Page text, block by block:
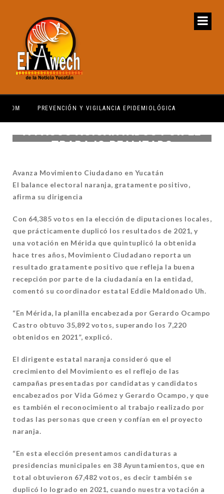
PREVENCIÓN Y VIGILANCIA EPIDEMIOLÓGICA
A PASOS AGIGANTADOS POR EL
TRABAJO REALIZADO
Avanza Movimiento Ciudadano en Yucatán
El balance electoral naranja, gratamente positivo,
afirma su dirigencia
Con 64,385 votos en la elección de diputaciones locales,
que prácticamente duplicó los resultados de 2021, y
una votación en Mérida que quintuplicó la obtenida
hace tres años, Movimiento Ciudadano reporta un
resultado gratamente positivo que refleja la buena
recepción por parte de la ciudadanía en la entidad,
comentó su coordinador estatal Eddie Maldonado Uh.
“En Mérida, la planilla encabezada por Gerardo Ocampo
Castro obtuvo 35,892 votos, superando los 7,220
obtenidos en 2021”, explicó.
El dirigente estatal naranja consideró que el
crecimiento del Movimiento es el reflejo de las
campañas presentadas por candidatas y candidatos
encabezados por Vida Gómez y Gerardo Ocampo, y que
es también el reconocimiento al trabajo realizado por
todas las personas que creen y confían en el proyecto
naranja.
“En esta elección presentamos candidaturas a
presidencias municipales en 38 Ayuntamientos, que en
total obtuvieron 67,482 votos, es decir también se
duplicó lo logrado en 2021, cuando nuestra votación a